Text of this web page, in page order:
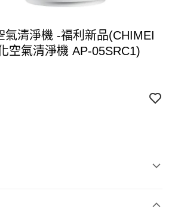
氣清淨機 -福利新品(CHIMEI
空氣清淨機 AP-05SRC1)